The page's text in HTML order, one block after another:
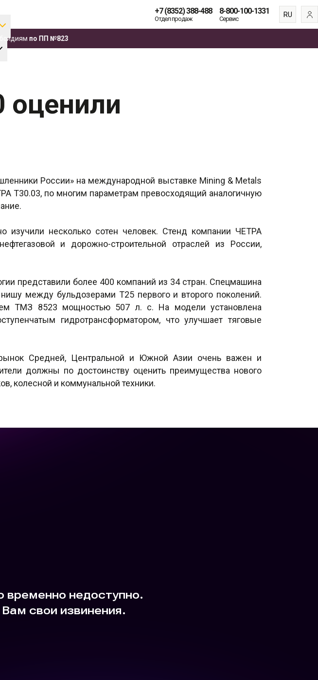
+7 (8352) 388-488
Отдел продаж
8-800-100-1331
Сервис
RU
EN
ES
по ПП №823
оценили
России» на международной выставке Mining & Metals
Т30.03, по многим параметрам превосходящий аналогичную
изучили несколько сотен человек. Стенд компании ЧЕТРА
и дорожно-строительной отраслей из России,
представили более 400 компаний из 34 стран. Спецмашина
между бульдозерами Т25 первого и второго поколений.
ТМЗ 8523 мощностью 507 л. с. На модели установлена
гидротрансформатором, что улучшает тяговые
Средней, Центральной и Южной Азии очень важен и
должны по достоинству оценить преимущества нового
колесной и коммунальной техники.